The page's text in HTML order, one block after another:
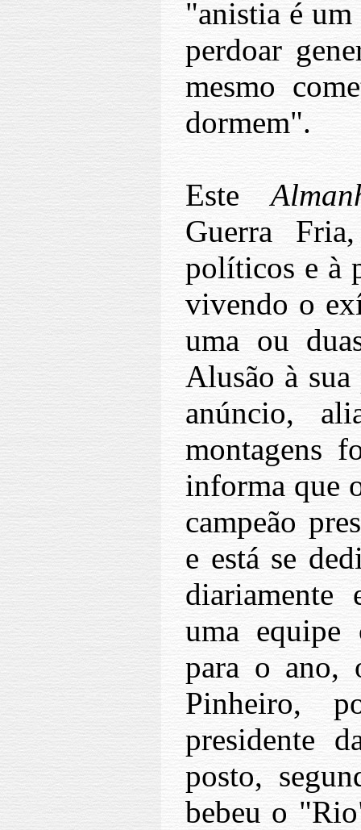
"anistia é
perdoar
mesmo
dormem".
Este
Guerra
políticos e à
vivendo o
uma ou
Alusão à
anúncio,
montagens
informa que
campeão
e está se
diariamente
uma equipe
para o ano,
Pinheiro,
presidente
posto,
bebeu o